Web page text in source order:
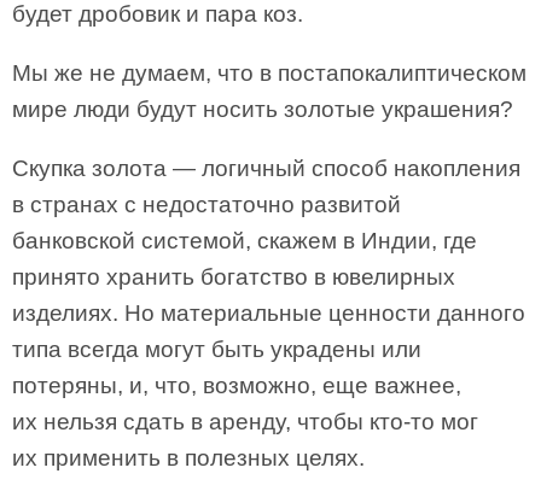
будет дробовик и пара коз.
Мы же не думаем, что в постапокалиптическом
мире люди будут носить золотые украшения?
Скупка золота — логичный способ накопления
в странах с недостаточно развитой
банковской системой, скажем в Индии, где
принято хранить богатство в ювелирных
изделиях. Но материальные ценности данного
типа всегда могут быть украдены или
потеряны, и, что, возможно, еще важнее,
их нельзя сдать в аренду, чтобы кто-то мог
их применить в полезных целях.